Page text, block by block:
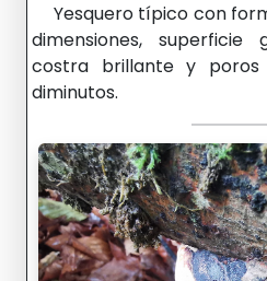
Yesquero típico con
dimensiones, superficie
costra brillante y poros
diminutos.